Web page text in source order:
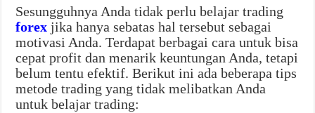
Sesungguhnya Anda tidak perlu belajar trading
forex jika hanya sebatas hal tersebut sebagai
motivasi Anda. Terdapat berbagai cara untuk bisa
cepat profit dan menarik keuntungan Anda, tetapi
belum tentu efektif. Berikut ini ada beberapa tips
metode trading yang tidak melibatkan Anda
untuk belajar trading: